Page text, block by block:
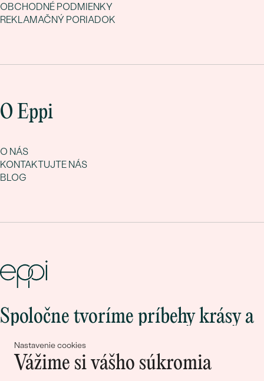
Nastavenie cookies
Vážime si vášho súkromia
OBCHODNÉ PODMIENKY
REKLAMAČNÝ PORIADOK
O Eppi
O NÁS
KONTAKTUJTE NÁS
BLOG
Spoločne tvoríme príbehy krásy a
lásky
Pripojte sa k nám!